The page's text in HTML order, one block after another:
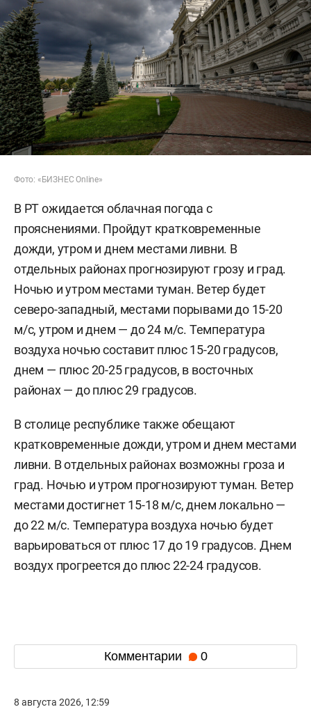
Фото: «БИЗНЕС Online»
В РТ ожидается облачная погода с
прояснениями. Пройдут кратковременные
дожди, утром и днем местами ливни. В
отдельных районах прогнозируют грозу и град.
Ночью и утром местами туман. Ветер будет
северо-западный, местами порывами до 15-20
м/c, утром и днем — до 24 м/с. Температура
воздуха ночью составит плюс 15-20 градусов,
днем — плюс 20-25 градусов, в восточных
районах — до плюс 29 градусов.
В столице республике также обещают
кратковременные дожди, утром и днем местами
ливни. В отдельных районах возможны гроза и
град. Ночью и утром прогнозируют туман. Ветер
местами достигнет 15-18 м/с, днем локально —
до 22 м/с. Температура воздуха ночью будет
варьироваться от плюс 17 до 19 градусов. Днем
воздух прогреется до плюс 22-24 градусов.
Комментарии 0
8 августа 2026, 12:59